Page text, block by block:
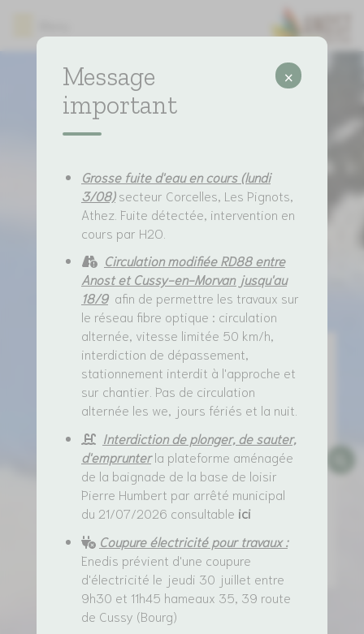
Message
important
×
Grosse fuite d'eau en cours (lundi
3/08)secteur Corcelles, Les Pignots,
Athez. Fuite détectée, intervention en
cours par H2O.
Circulation modifiée RD88 entre
Anost et Cussy-en-Morvan jusqu'au
18/9afin de permettre les travaux sur
le réseau fibre optique : circulation
alternée, vitesse limitée 50 km/h,
interdiction de dépassement,
stationnement interdit à l'approche et
sur chantier. Pas de circulation
alternée les we, jours fériés et la nuit.
Interdiction de plonger, de sauter,
d'emprunterla plateforme aménagée
de la baignade de la base de loisir
Pierre Humbert par arrêté municipal
du 21/07/2026 consultable ici
Coupure électricité pour travaux :
Enedis prévient d'une coupure
d'électricité le jeudi 30 juillet entre
9h30 et 11h45 hameaux 35, 39 route
de Cussy (Bourg)